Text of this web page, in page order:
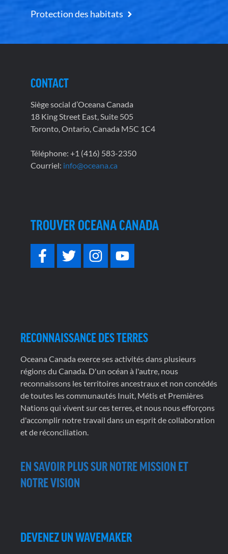
Protection des habitats
CONTACT
Siège social d’Oceana Canada
18 King Street East, Suite 505
Toronto, Ontario, Canada M5C 1C4
Téléphone: +1 (416) 583-2350
Courriel: info@oceana.ca
TROUVER OCEANA CANADA
RECONNAISSANCE DES TERRES
Oceana Canada exerce ses activités dans plusieurs
régions du Canada. D'un océan à l'autre, nous
reconnaissons les territoires ancestraux et non concédés
de toutes les communautés Inuit, Métis et Premières
Nations qui vivent sur ces terres, et nous nous efforçons
d'accomplir notre travail dans un esprit de collaboration
et de réconciliation.
EN SAVOIR PLUS SUR NOTRE MISSION ET
NOTRE VISION
DEVENEZ UN WAVEMAKER